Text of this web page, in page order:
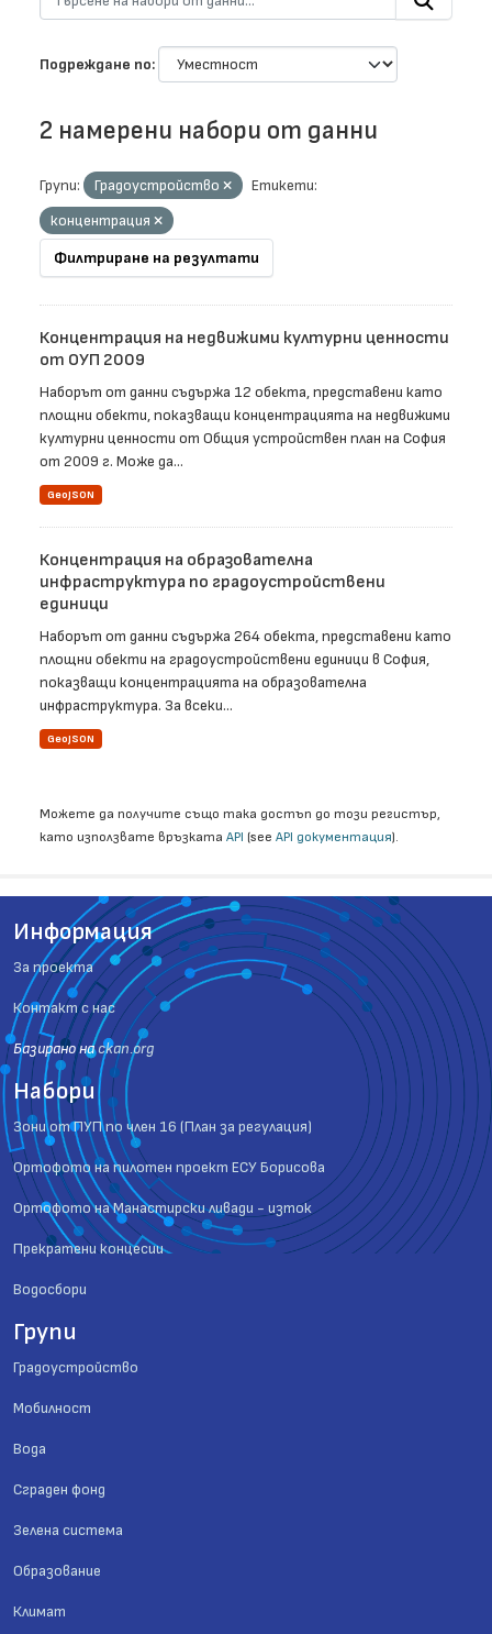
Подреждане по
2 намерени набори от данни
Групи: Градоустройство
Етикети:
концентрация
Филтриране на резултати
Концентрация на недвижими културни ценности
от ОУП 2009
Наборът от данни съдържа 12 обекта, представени като
площни обекти, показващи концентрацията на недвижими
културни ценности от Общия устройствен план на София
от 2009 г. Може да...
GeoJSON
Концентрация на образователна
инфраструктура по градоустройствени
единици
Наборът от данни съдържа 264 обекта, представени като
площни обекти на градоустройствени единици в София,
показващи концентрацията на образователна
инфраструктура. За всеки...
GeoJSON
Можете да получите също така достъп до този регистър,
като използвате връзката API (see API документация).
Информация
За проекта
Контакт с нас
Базиранo наckan.org
Набори
Зони от ПУП по член 16 (План за регулация)
Ортофото на пилотен проект ЕСУ Борисова
Ортофото на Манастирски ливади - изток
Прекратени концесии
Водосбори
Групи
Градоустройство
Мобилност
Вода
Сграден фонд
Зелена система
Образование
Климат